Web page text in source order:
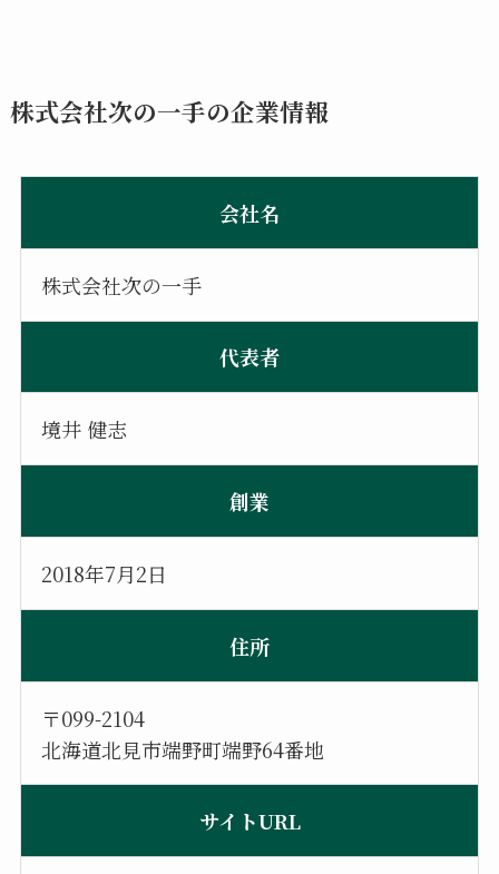
株式会社次の一手の企業情報
会社名
株式会社次の一手
代表者
境井 健志
創業
2018年7月2日
住所
〒099-2104
北海道北見市端野町端野64番地
サイトURL